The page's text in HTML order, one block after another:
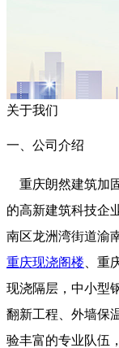
关于我们
一、公司介绍
重庆朗然建筑加
的高新建筑科技企
南区龙洲湾街道渝
重庆现浇阁楼 、重
现浇隔层，中小型
翻新工程、外墙保
验丰富的专业队伍